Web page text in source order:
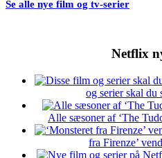
Se alle nye film og tv-serier
Netflix
og serier skal du
Alle sæsoner af ‘The
fra Firenze’